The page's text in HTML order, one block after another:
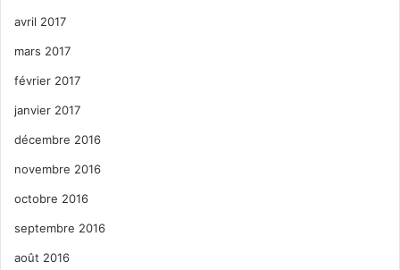
avril 2017
mars 2017
février 2017
janvier 2017
décembre 2016
novembre 2016
octobre 2016
septembre 2016
août 2016